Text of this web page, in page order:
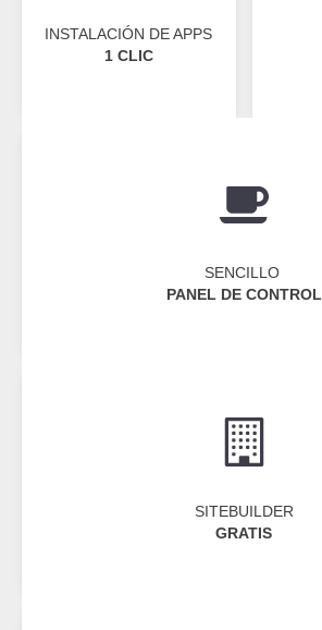
INSTALACIÓN DE APPS
1 CLIC
SENCILLO
PANEL DE CONTROL
SITEBUILDER
GRATIS